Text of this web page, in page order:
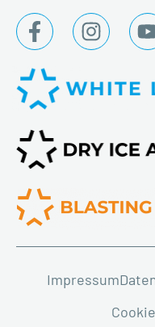
Impressum